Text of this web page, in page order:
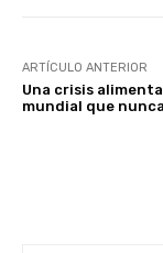
ARTÍCULO ANTERIOR
Una crisis
mundial que